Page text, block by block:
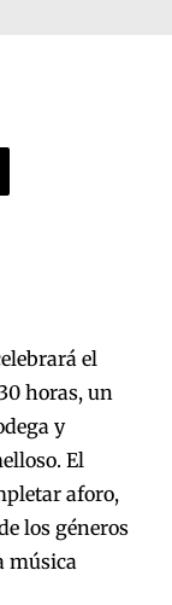
el
horas, un
y
El
aforo,
los géneros
música